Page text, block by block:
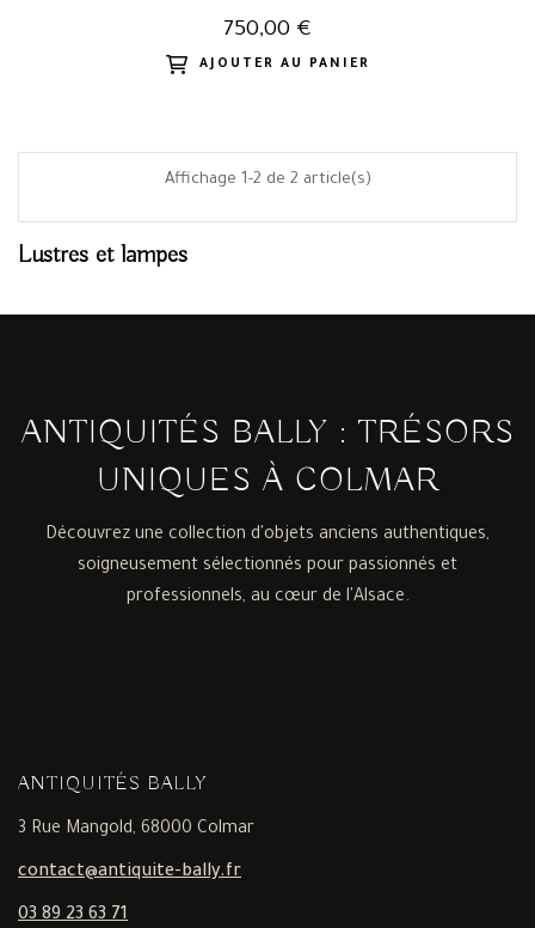
750,00 €
AJOUTER AU PANIER
Affichage 1-2 de 2 article(s)
Lustres et lampes
ANTIQUITÉS BALLY : TRÉSORS
UNIQUES À COLMAR
Découvrez une collection d'objets anciens authentiques,
soigneusement sélectionnés pour passionnés et
professionnels, au cœur de l'Alsace.
ANTIQUITÉS BALLY
3 Rue Mangold, 68000 Colmar
contact@antiquite-bally.fr
03 89 23 63 71